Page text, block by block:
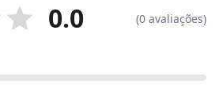
0.0 (0 avaliações)